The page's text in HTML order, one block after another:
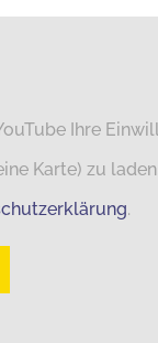
Ihre
Karte) zu
.